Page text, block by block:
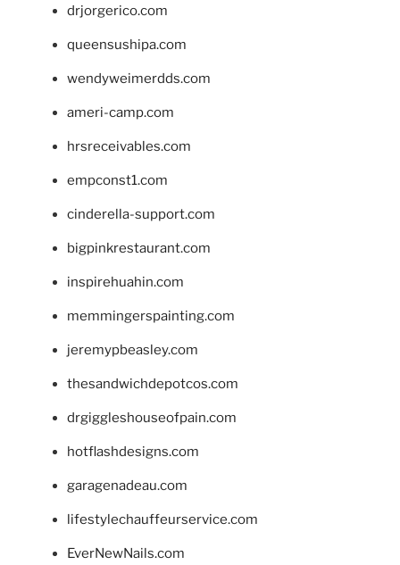
drjorgerico.com
queensushipa.com
wendyweimerdds.com
ameri-camp.com
hrsreceivables.com
empconst1.com
cinderella-support.com
bigpinkrestaurant.com
inspirehuahin.com
memmingerspainting.com
jeremypbeasley.com
thesandwichdepotcos.com
drgiggleshouseofpain.com
hotflashdesigns.com
garagenadeau.com
lifestylechauffeurservice.com
EverNewNails.com